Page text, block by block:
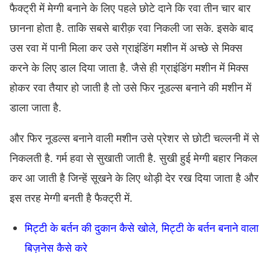
फैक्ट्री में मेग्गी बनाने के लिए पहले छोटे दाने कि रवा तीन चार बार
छानना होता है. ताकि सबसे बारीक़ रवा निकली जा सके. इसके बाद
उस रवा में पानी मिला कर उसे ग्राइंडिंग मशीन में अच्छे से मिक्स
करने के लिए डाल दिया जाता है. जैसे ही ग्राइंडिंग मशीन में मिक्स
होकर रवा तैयार हो जाती है तो उसे फिर नूडल्स बनाने की मशीन में
डाला जाता है.
और फिर नूडल्स बनाने वाली मशीन उसे प्रेशर से छोटी चल्लनी में से
निकलती है. गर्म हवा से सुखाती जाती है. सुखी हुई मेग्गी बहार निकल
कर आ जाती है जिन्हें सूखने के लिए थोड़ी देर रख दिया जाता है और
इस तरह मेग्गी बनती है फैक्ट्री में.
मिट्टी के बर्तन की दुकान कैसे खोले, मिट्टी के बर्तन बनाने वाला
बिज़नेस कैसे करे